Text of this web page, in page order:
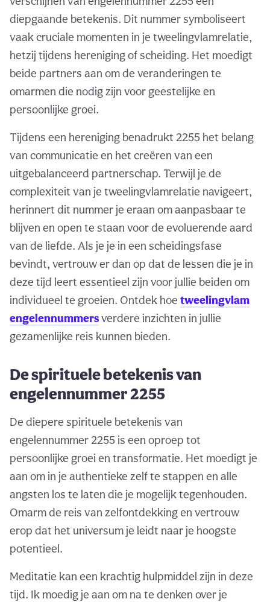
diepgaande betekenis. Dit nummer symboliseert
vaak cruciale momenten in je tweelingvlamrelatie,
hetzij tijdens hereniging of scheiding. Het moedigt
beide partners aan om de veranderingen te
omarmen die nodig zijn voor geestelijke en
persoonlijke groei.
Tijdens een hereniging benadrukt 2255 het belang
van communicatie en het creëren van een
uitgebalanceerd partnerschap. Terwijl je de
complexiteit van je tweelingvlamrelatie navigeert,
herinnert dit nummer je eraan om aanpasbaar te
blijven en open te staan voor de evoluerende aard
van de liefde. Als je je in een scheidingsfase
bevindt, vertrouw er dan op dat de lessen die je in
deze tijd leert essentieel zijn voor jullie beiden om
individueel te groeien. Ontdek hoe tweelingvlam
engelennummersverdere inzichten in jullie
gezamenlijke reis kunnen bieden.
De spirituele betekenis van
engelennummer 2255
De diepere spirituele betekenis van
engelennummer 2255 is een oproep tot
persoonlijke groei en transformatie. Het moedigt je
aan om in je authentieke zelf te stappen en alle
angsten los te laten die je mogelijk tegenhouden.
Omarm de reis van zelfontdekking en vertrouw
erop dat het universum je leidt naar je hoogste
potentieel.
Meditatie kan een krachtig hulpmiddel zijn in deze
tijd. Ik moedig je aan om na te denken over je